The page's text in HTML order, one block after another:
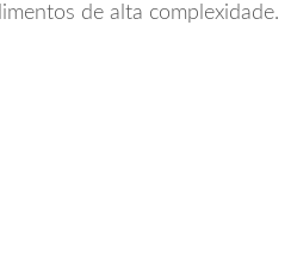
de alta complexidade.